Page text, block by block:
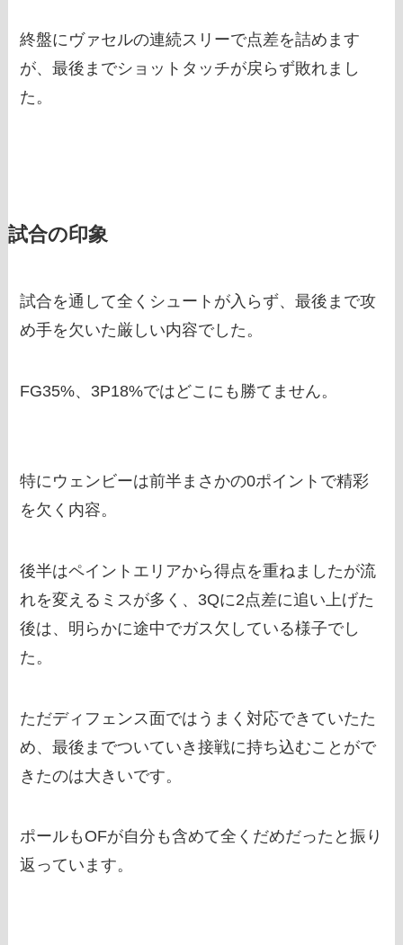
終盤にヴァセルの連続スリーで点差を詰めます
が、最後までショットタッチが戻らず敗れまし
た。
試合の印象
試合を通して全くシュートが入らず、最後まで攻
め手を欠いた厳しい内容でした。
FG35%、3P18%ではどこにも勝てません。
特にウェンビーは前半まさかの0ポイントで精彩
を欠く内容。
後半はペイントエリアから得点を重ねましたが流
れを変えるミスが多く、3Qに2点差に追い上げた
後は、明らかに途中でガス欠している様子でし
た。
ただディフェンス面ではうまく対応できていたた
め、最後までついていき接戦に持ち込むことがで
きたのは大きいです。
ポールもOFが自分も含めて全くだめだったと振り
返っています。